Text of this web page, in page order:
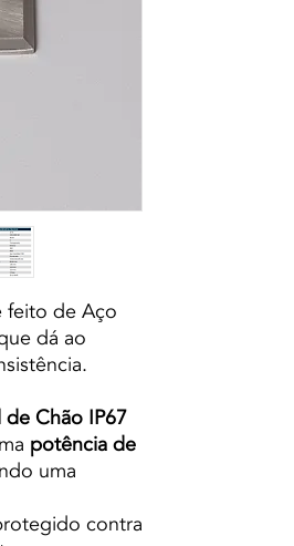
feito de Aço
dá ao
Chão IP67
potência de
uma
contra